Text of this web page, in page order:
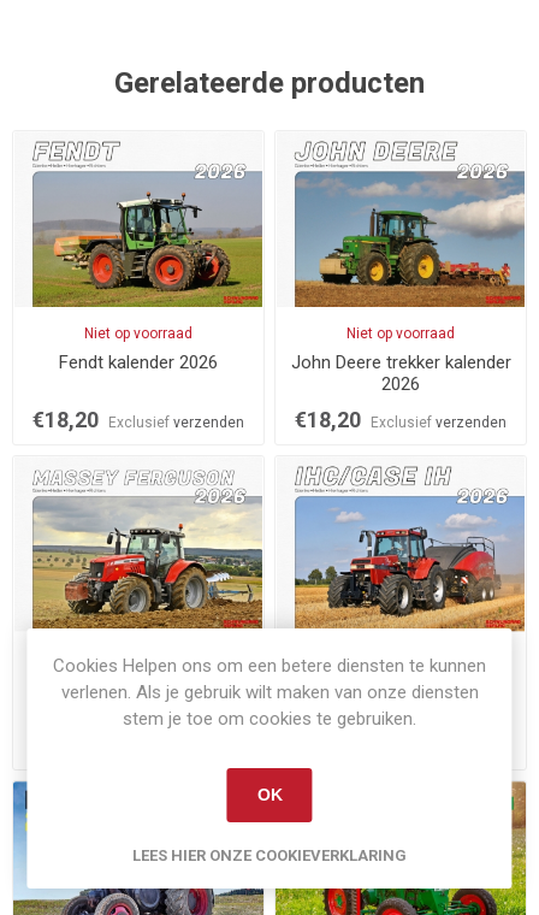
Gerelateerde producten
Niet op voorraad
Fendt kalender 2026
€18,20 Exclusief verzenden
Niet op voorraad
John Deere trekker kalender
2026
€18,20 Exclusiefverzenden
Niet op voorraad
Massey Ferguson 2026
trekker kalender
Niet op voorraad
IHC-Case-IH trekker
kalender 2026
Cookies Helpen ons om een betere diensten te kunnen
verlenen. Als je gebruik wilt maken van onze diensten
stem je toe om cookies te gebruiken.
OK
LEES HIER ONZE COOKIEVERKLARING